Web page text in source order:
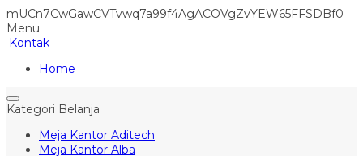
mUCn7CwGawCVTvwq7a99f4AgACOVgZvYEW65FFSDBf0
Menu
Kontak
Home
Kategori Belanja
Meja Kantor Aditech
Meja Kantor Alba